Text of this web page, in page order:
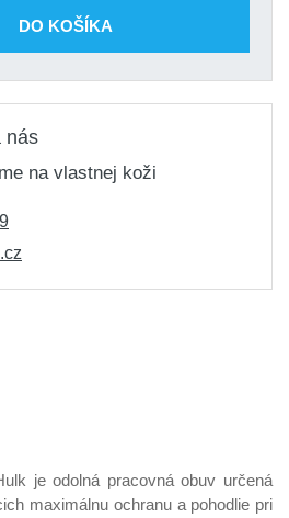
Na
objednanie
DO KOŠÍKA
nás
na vlastnej koži
je odolná pracovná obuv určená
maximálnu ochranu a pohodlie pri